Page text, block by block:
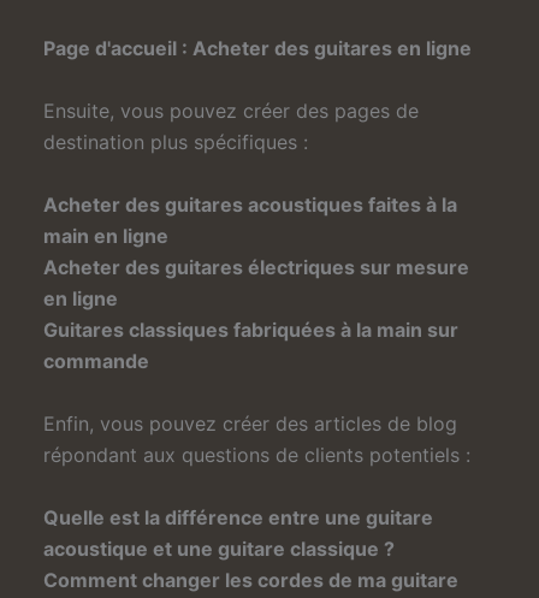
Page d'accueil : Acheter des guitares en ligne
Ensuite, vous pouvez créer des pages de
destination plus spécifiques :
Acheter des guitares acoustiques faites à la
main en ligne
Acheter des guitares électriques sur mesure
en ligne
Guitares classiques fabriquées à la main sur
commande
Enfin, vous pouvez créer des articles de blog
répondant aux questions de clients potentiels :
Quelle est la différence entre une guitare
acoustique et une guitare classique ?
Comment changer les cordes de ma guitare